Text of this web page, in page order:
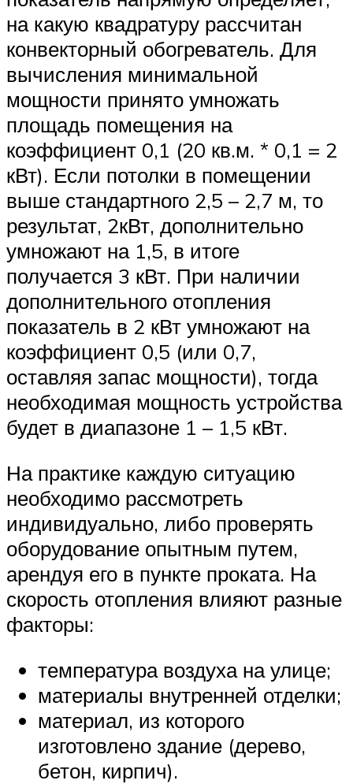
на какую квадратуру рассчитан
конвекторный обогреватель. Для
вычисления минимальной
мощности принято умножать
площадь помещения на
коэффициент 0,1 (20 кв.м. * 0,1 = 2
кВт). Если потолки в помещении
выше стандартного 2,5 – 2,7 м, то
результат, 2кВт, дополнительно
умножают на 1,5, в итоге
получается 3 кВт. При наличии
дополнительного отопления
показатель в 2 кВт умножают на
коэффициент 0,5 (или 0,7,
оставляя запас мощности), тогда
необходимая мощность устройства
будет в диапазоне 1 – 1,5 кВт.
На практике каждую ситуацию
необходимо рассмотреть
индивидуально, либо проверять
оборудование опытным путем,
арендуя его в пункте проката. На
скорость отопления влияют разные
факторы:
температура воздуха на улице;
материалы внутренней отделки;
материал, из которого
изготовлено здание (дерево,
бетон, кирпич).